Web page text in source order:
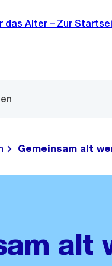
Alter
Gemeinsam alt
alt